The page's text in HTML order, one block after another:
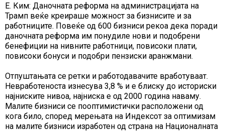
Е. Ким: Даночната реформа на администрацијата на
Трамп веќе креираше можност за бизнисите и за
работниците. Повеќе од 600 бизниси рекоа дека поради
даночната реформа им понудиле нови и подобрени
бенефиции на нивните работници, повисоки плати,
повисоки бонуси и подобри пензиски аранжмани.
Отпуштањата се ретки и работодавачите вработуваат.
Невработеноста изнесува 3,8 % и е блиску до историски
најниските нивоа, најниска е од 2000 година наваму.
Малите бизниси се пооптимистички расположени од
кога било, според мерењата на Индексот за оптимизам
на малите бизниси изработен од страна на Националната